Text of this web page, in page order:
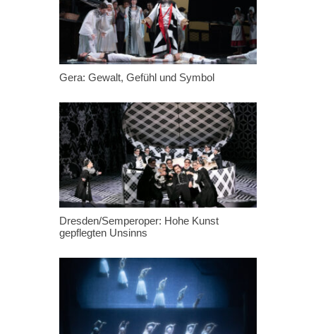
Gera: Gewalt, Gefühl und Symbol
Dresden/Semperoper: Hohe Kunst
gepflegten Unsinns